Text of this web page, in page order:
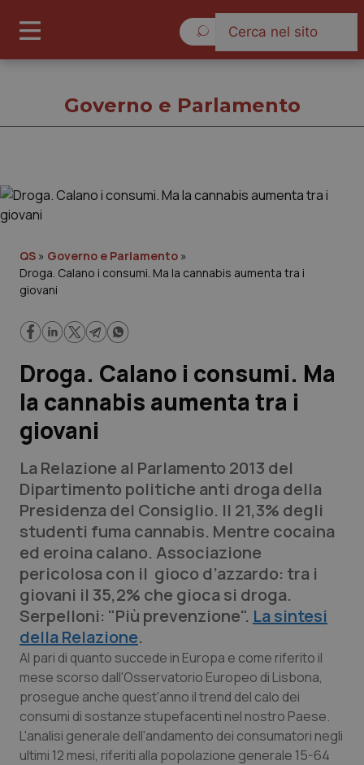
Governo e Parlamento
Regioni e Asl
Lavoro e Professioni
Scienza e Farmaci
Studi e Analisi
Lettere al direttore
Edizioni Regionali
QS Pro
Professionisti Sanitari.AI
Abruzzo
Basilicata
Calabria
QS Pro Gold
Artrite & artrosi
Asma & BPCO
QS Club Newsletter
Governo e Parlamento
QS » Governo e Parlamento »
Droga. Calano i consumi. Ma la cannabis aumenta tra i
giovani
Droga. Calano i consumi. Ma
la cannabis aumenta tra i
giovani
La Relazione al Parlamento 2013 del
Dipartimento politiche anti droga della
Presidenza del Consiglio. Il 21,3% degli
studenti fuma cannabis. Mentre cocaina
ed eroina calano. Associazione
pericolosa con il gioco d’azzardo: tra i
giovani il 35,2% che gioca si droga.
Serpelloni: "Più prevenzione". La sintesi
della Relazione.
Al pari di quanto succede in Europa e come riferito il
mese scorso dall'Osservatorio Europeo di Lisbona,
prosegue anche quest'anno il trend del calo dei
consumi di sostanze stupefacenti nel nostro Paese.
L'analisi generale dell'andamento dei consumatori negli
ultimi 12 mesi, riferiti alla popolazione generale 15-64